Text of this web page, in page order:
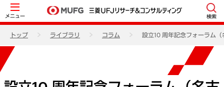
メニュー 検索
トップ ライブラリ コラム 設立10 周年記念フォーラム